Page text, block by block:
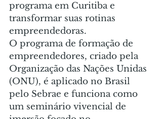
programa em Curitiba e
transformar suas rotinas
empreendedoras.
O programa de formação de
empreendedores, criado pela
Organização das Nações Unidas
(ONU), é aplicado no Brasil
pelo Sebrae e funciona como
um seminário vivencial de